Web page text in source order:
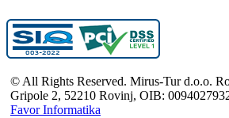
© All Rights Reserved. Mirus-Tur d.o.o.
Gripole 2, 52210 Rovinj, OIB:
Favor Informatika